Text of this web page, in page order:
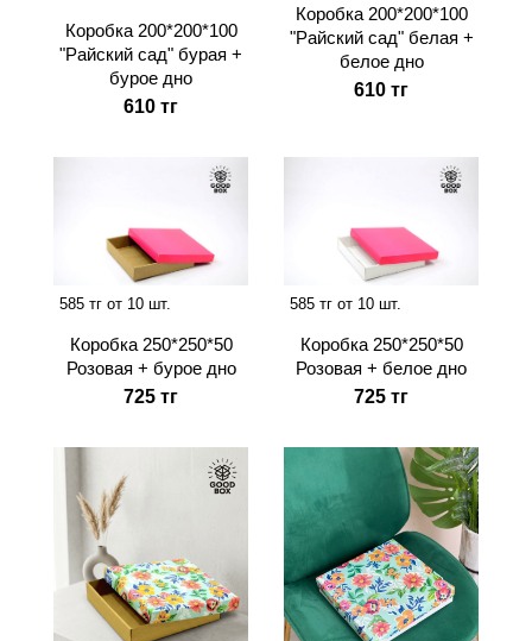
Коробка 200*200*100
"Райский сад" бурая +
бурое дно
610 тг
Коробка 200*200*100
"Райский сад" белая +
белое дно
610 тг
585 тг от 10 шт.
Коробка 250*250*50
Розовая + бурое дно
725 тг
585 тг от 10 шт.
Коробка 250*250*50
Розовая + белое дно
725 тг